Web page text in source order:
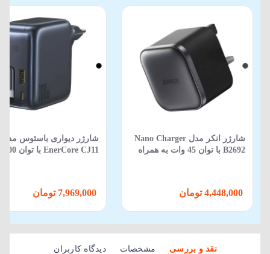
شارژر انکر مدل Nano Charger
B2692 با توان 45 وات به همراه
شارژر دیواری باسئوس مدل
EnerCore CJ11 با توان 100 وات
نقد و بررسی مشخصات دیدگاه کاربران